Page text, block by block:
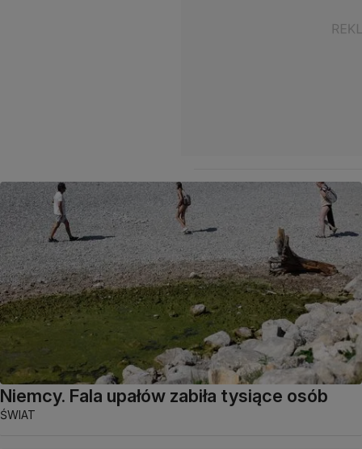
Niemcy. Fala upałów zabiła tysiące osób
ŚWIAT